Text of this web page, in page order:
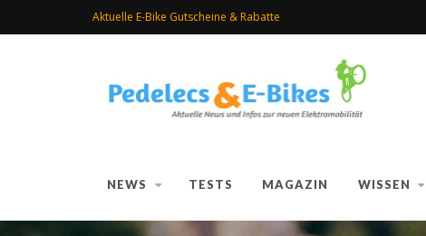
Aktuelle E-Bike Gutscheine & Rabatte
NEWS TESTS MAGAZIN WISSEN